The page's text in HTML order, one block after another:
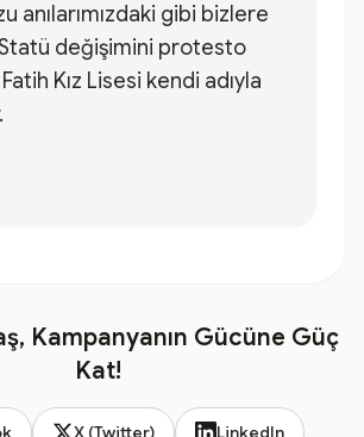
anılarımızdaki gibi bizlere
Statü değişimini protesto
Kız Lisesi kendi adıyla
Kampanyanın Gücüne Güç
Kat!
X (Twitter) LinkedIn